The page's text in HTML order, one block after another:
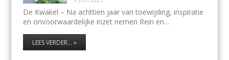
De Kwakel – Na achttien jaar van toewijding, inspiratie
en onvoorwaardelijke inzet nemen Rein en…
LEES VERDER... »